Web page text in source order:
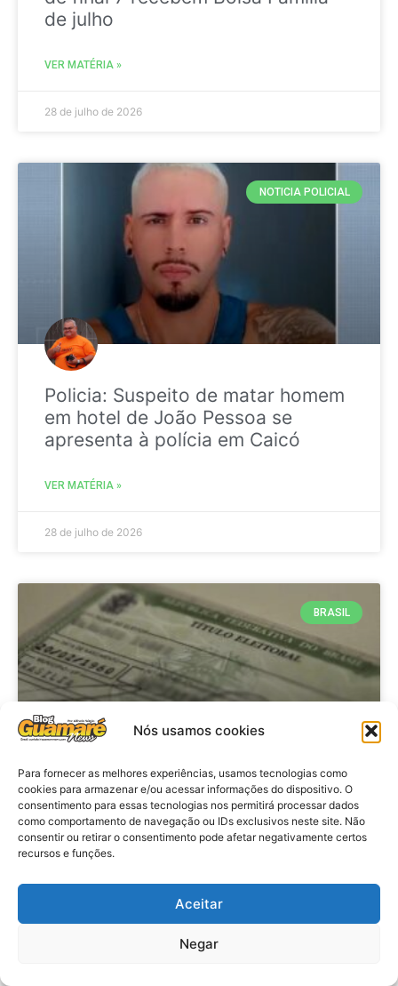
Nós usamos cookies
Para fornecer as melhores experiências, usamos tecnologias como
cookies para armazenar e/ou acessar informações do dispositivo. O
consentimento para essas tecnologias nos permitirá processar dados
como comportamento de navegação ou IDs exclusivos neste site. Não
consentir ou retirar o consentimento pode afetar negativamente certos
recursos e funções.
Aceitar
Negar
de julho
VER MATÉRIA »
28 de julho de 2026
NOTICIA POLICIAL
Policia: Suspeito de matar homem
em hotel de João Pessoa se
apresenta à polícia em Caicó
VER MATÉRIA »
28 de julho de 2026
BRASIL
Brasil: Policia Federal investiga
753 casos de crimes eleitorais
antes das eleições